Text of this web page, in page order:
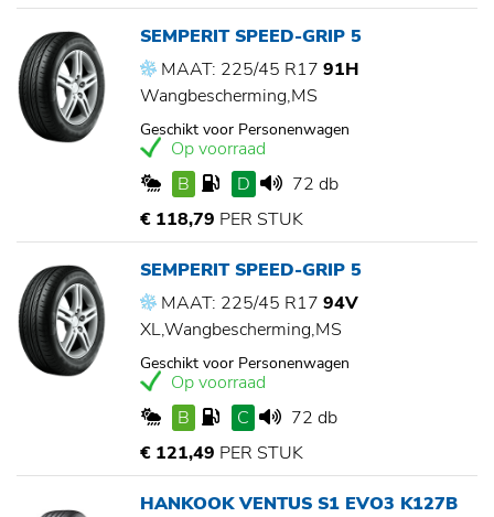
SEMPERIT SPEED-GRIP 5
MAAT: 225/45 R17 91H
Wangbescherming,MS
Geschikt voor Personenwagen
Op voorraad
B
D
72 db
€ 118,79 PER STUK
SEMPERIT SPEED-GRIP 5
MAAT: 225/45 R17 94V
XL,Wangbescherming,MS
Geschikt voor Personenwagen
Op voorraad
B
C
72 db
€ 121,49 PER STUK
HANKOOK VENTUS S1 EVO3 K127B